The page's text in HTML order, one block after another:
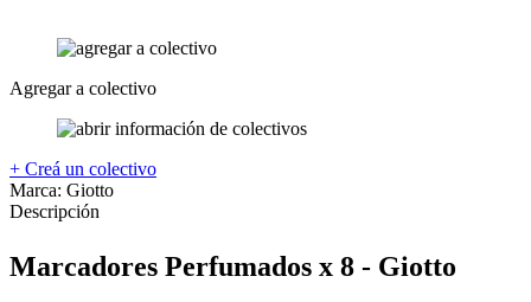
Agregar a colectivo
+ Creá un colectivo
Marca: Giotto
Descripción
Marcadores Perfumados x 8 - Giotto